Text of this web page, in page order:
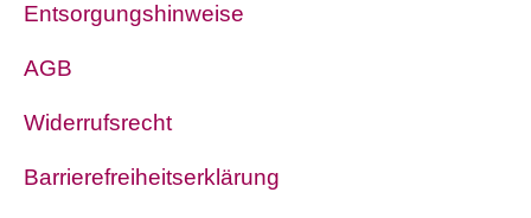
Entsorgungshinweise
AGB
Widerrufsrecht
Barrierefreiheitserklärung